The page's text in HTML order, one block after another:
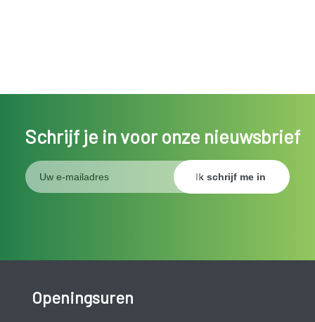
Schrijf je in voor onze nieuwsbrief
Openingsuren